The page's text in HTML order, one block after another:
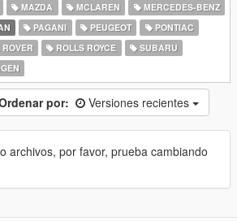
MAZDA MCLAREN
MERCEDES-BENZ
PAGANI PEUGEOT
PONTIAC
ROLLS ROYCE
SUBARU
por: Versiones recientes
archivos, por favor, prueba cambiando